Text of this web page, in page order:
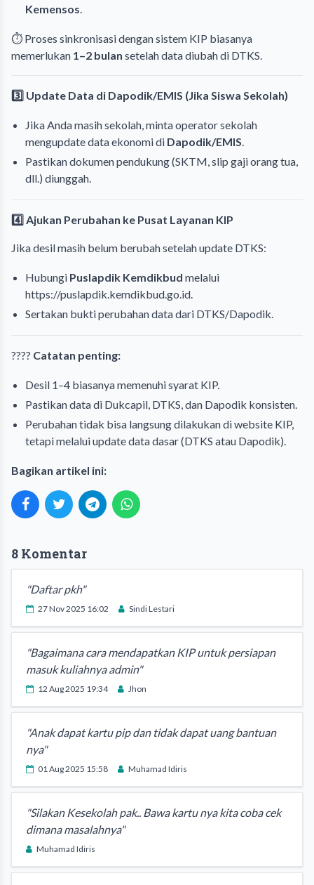
Kemensos.
⏱ Proses sinkronisasi dengan sistem KIP biasanya
memerlukan 1–2 bulan setelah data diubah di DTKS.
3️⃣ Update Data di Dapodik/EMIS (Jika Siswa Sekolah)
Jika Anda masih sekolah, minta operator sekolah
mengupdate data ekonomi di Dapodik/EMIS.
Pastikan dokumen pendukung (SKTM, slip gaji orang tua,
dll.) diunggah.
4️⃣ Ajukan Perubahan ke Pusat Layanan KIP
Jika desil masih belum berubah setelah update DTKS:
Hubungi Puslapdik Kemdikbud melalui
https://puslapdik.kemdikbud.go.id.
Sertakan bukti perubahan data dari DTKS/Dapodik.
???? Catatan penting:
Desil 1–4 biasanya memenuhi syarat KIP.
Pastikan data di Dukcapil, DTKS, dan Dapodik konsisten.
Perubahan tidak bisa langsung dilakukan di website KIP,
tetapi melalui update data dasar (DTKS atau Dapodik).
Bagikan artikel ini:
8 Komentar
"Daftar pkh"
27 Nov 2025 16:02 Sindi Lestari
"Bagaimana cara mendapatkan KIP untuk persiapan
masuk kuliahnya admin"
12 Aug 2025 19:34 Jhon
"Anak dapat kartu pip dan tidak dapat uang bantuan
nya"
01 Aug 2025 15:58 Muhamad Idiris
"Silakan Kesekolah pak.. Bawa kartu nya kita coba cek
dimana masalahnya"
Muhamad Idiris